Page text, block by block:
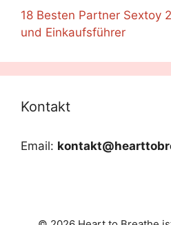
18 Besten Partner Sextoy
und Einkaufsführer
Kontakt
Email: